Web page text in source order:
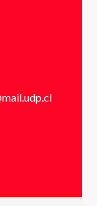
en
(Ej: